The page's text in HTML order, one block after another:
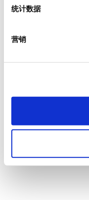
统计数据
营销